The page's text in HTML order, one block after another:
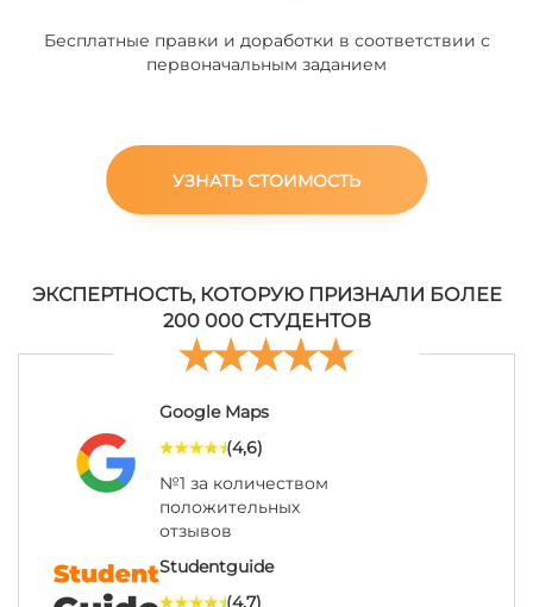
Бесплатные правки и доработки в соответствии с
первоначальным заданием
УЗНАТЬ СТОИМОСТЬ
ЭКСПЕРТНОСТЬ, КОТОРУЮ ПРИЗНАЛИ БОЛЕЕ
200 000 СТУДЕНТОВ
Google Maps
(4,6)
№1 за количеством
положительных
отзывов
Studentguide
(4,7)